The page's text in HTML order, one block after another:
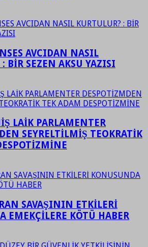
AVCIDAN NASIL
: BİR SEZEN AKSU YAZISI
LAİK PARLAMENTER
SEYRELTİLMİŞ TEOKRATİK
SAVAŞININ ETKİLERİ
EMEKÇİLERE KÖTÜ HABER